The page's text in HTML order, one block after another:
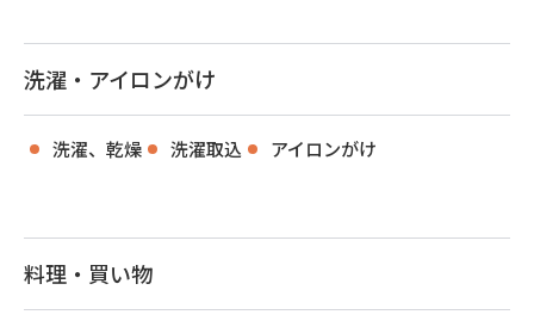
洗濯・アイロンがけ
洗濯、乾燥 洗濯取込 アイロンがけ
料理・買い物